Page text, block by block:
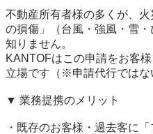
不動産所有者様の多くが、
の損傷」（台風・強風・雪
知りません。
KANTOFはこの申請をお客
立場です（※申請代行ではな
▼ 業務提携のメリット
・既存のお客様・過去客に